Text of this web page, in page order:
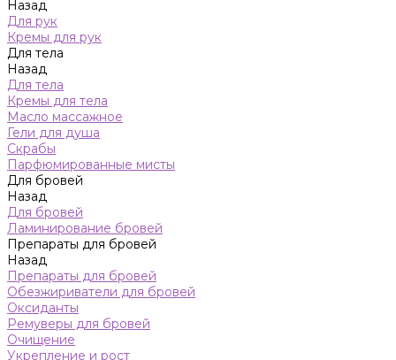
Назад
Для рук
Кремы для рук
Для тела
Назад
Для тела
Кремы для тела
Масло массажное
Гели для душа
Скрабы
Парфюмированные мисты
Для бровей
Назад
Для бровей
Ламинирование бровей
Препараты для бровей
Назад
Препараты для бровей
Обезжириватели для бровей
Оксиданты
Ремуверы для бровей
Очищение
Укрепление и рост